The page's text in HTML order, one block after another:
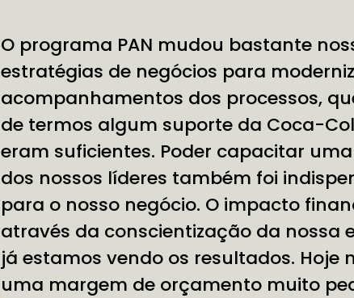
O programa PAN mudou bastante
estratégias de negócios para
acompanhamentos dos processos,
de termos algum suporte da Coca-
eram suficientes. Poder capacitar
dos nossos líderes também foi
para o nosso negócio. O impacto
através da conscientização da nossa
já estamos vendo os resultados. Hoje
uma margem de orçamento muito